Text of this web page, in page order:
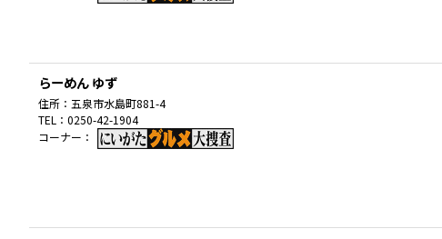
らーめん ゆず
住所： 五泉市水島町881-4
TEL： 0250-42-1904
コーナー：